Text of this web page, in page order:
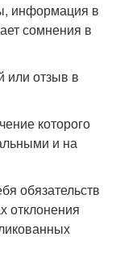
информация в
сомнения в
или отзыв в
которого
и на
обязательств
отклонения